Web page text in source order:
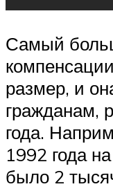
Самый
размер, и
гражданам,
года.
1992 года
было 2